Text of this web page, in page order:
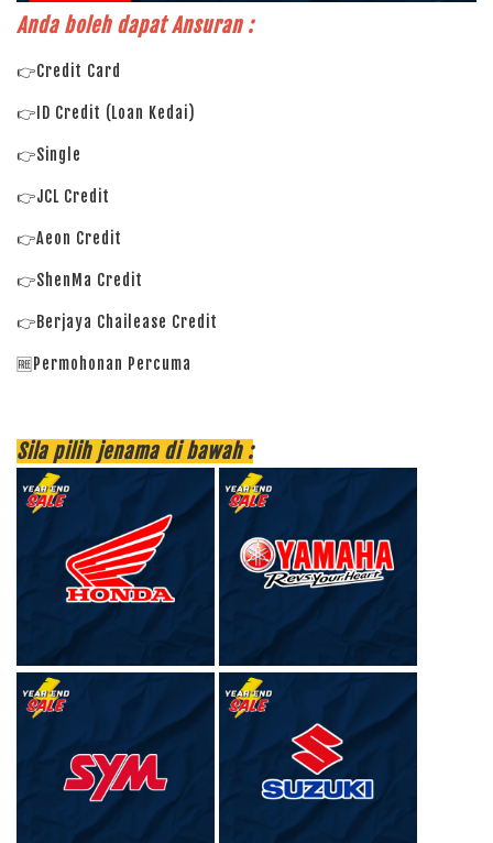
Anda boleh dapat Ansuran :
👉Credit Card
👉ID Credit (Loan Kedai)
👉Single
👉JCL Credit
👉Aeon Credit
👉ShenMa Credit
👉Berjaya Chailease Credit
🆓Permohonan Percuma
Sila pilih jenama di bawah :